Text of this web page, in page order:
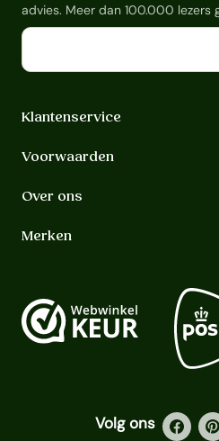
advies. Meer dan 100.000 lezers
E-mail
Klantenservice
Voorwaarden
Over ons
Merken
Volg ons